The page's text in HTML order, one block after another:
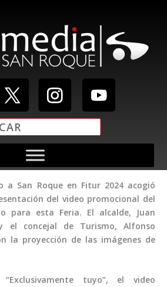
a San Roque en Fitur 2024 acogió
del video promocional del
para esta Feria. El alcalde, Juan
el concejal de Turismo, Alfonso
la proyección de las imágenes de
tuyo”, el video